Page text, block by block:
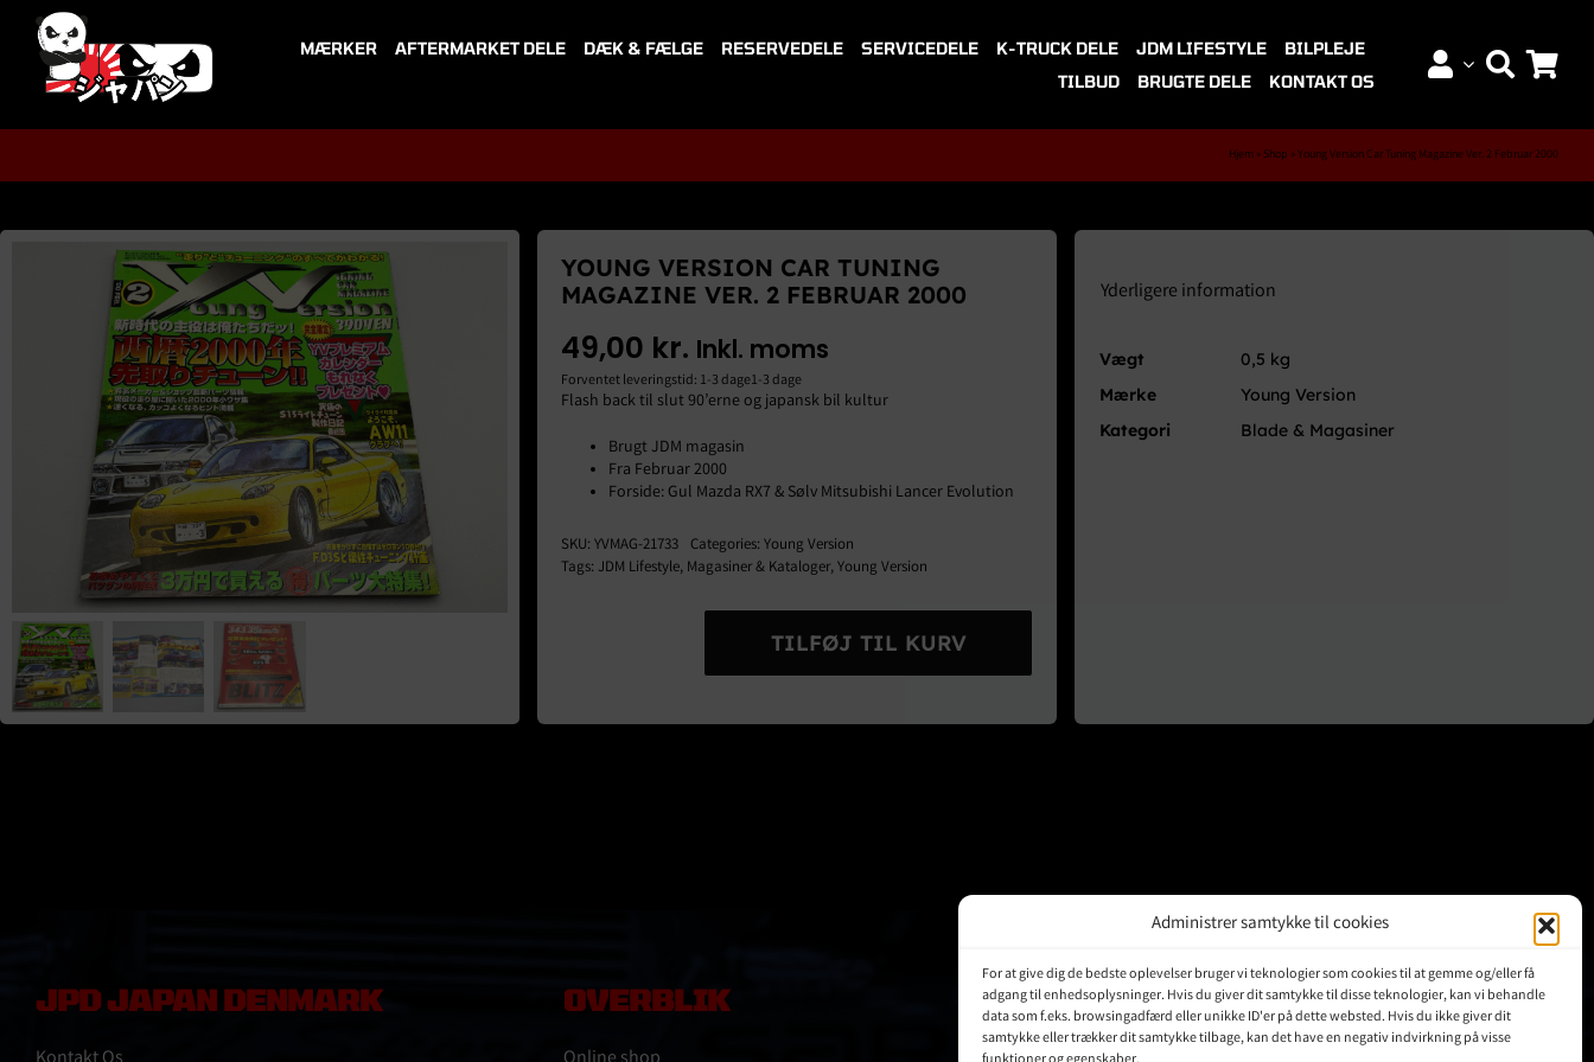
Administrer samtykke til cookies
For at give dig de bedste oplevelser bruger vi teknologier som cookies til at gemme og/eller få
adgang til enhedsoplysninger. Hvis du giver dit samtykke til disse teknologier, kan vi behandle
data som f.eks. browsingadfærd eller unikke ID'er på dette websted. Hvis du ikke giver dit
samtykke eller trækker dit samtykke tilbage, kan det have en negativ indvirkning på visse
content
MÆRKER AFTERMARKET DELE DÆK & FÆLGE RESERVEDELE SERVICEDELE K-TRUCK DELE JDM LIFESTYLE
BILPLEJE
TILBUD
BRUGTE DELE KONTAKT OS
Hjem » Shop »Young Version Car Tuning Magazine Ver. 2 Februar 2000
YOUNG VERSION CAR TUNING
MAGAZINE VER. 2 FEBRUAR 2000
49,00 kr. Inkl. moms
Forventet leveringstid: 1-3 dage1-3 dage
Flash back til slut 90’erne og japansk bil kultur
Brugt JDM magasin
Fra Februar 2000
Forside: Gul Mazda RX7 & Sølv Mitsubishi Lancer Evolution
SKU: YVMAG-21733 Categories: Young Version
Tags: JDM Lifestyle, Magasiner & Kataloger,Young Version
Tuning
TILFØJ TIL KURV
Yderligere information
Vægt
0,5 kg
Mærke
Young Version
Kategori
Blade & Magasiner
JPD JAPAN DENMARK OVERBLIK KUNDER